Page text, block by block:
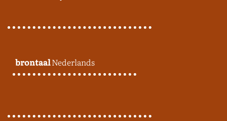
brontaalNederlands